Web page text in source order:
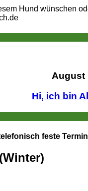
Hund wünschen
August
Hi, ich bin
feste